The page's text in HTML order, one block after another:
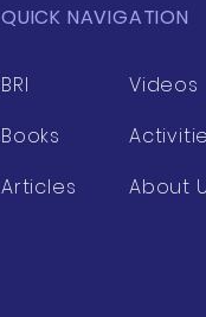
QUICK NAVIGATION
BRI
Books
Articles
Videos
About